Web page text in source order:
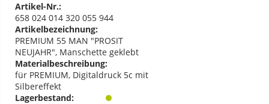
Artikel-Nr.:
658 024 014 320 055 944
Artikelbezeichnung:
PREMIUM 55 MAN "PROSIT
NEUJAHR", Manschette geklebt
Materialbeschreibung:
für PREMIUM, Digitaldruck 5c mit
Silbereffekt
Lagerbestand: